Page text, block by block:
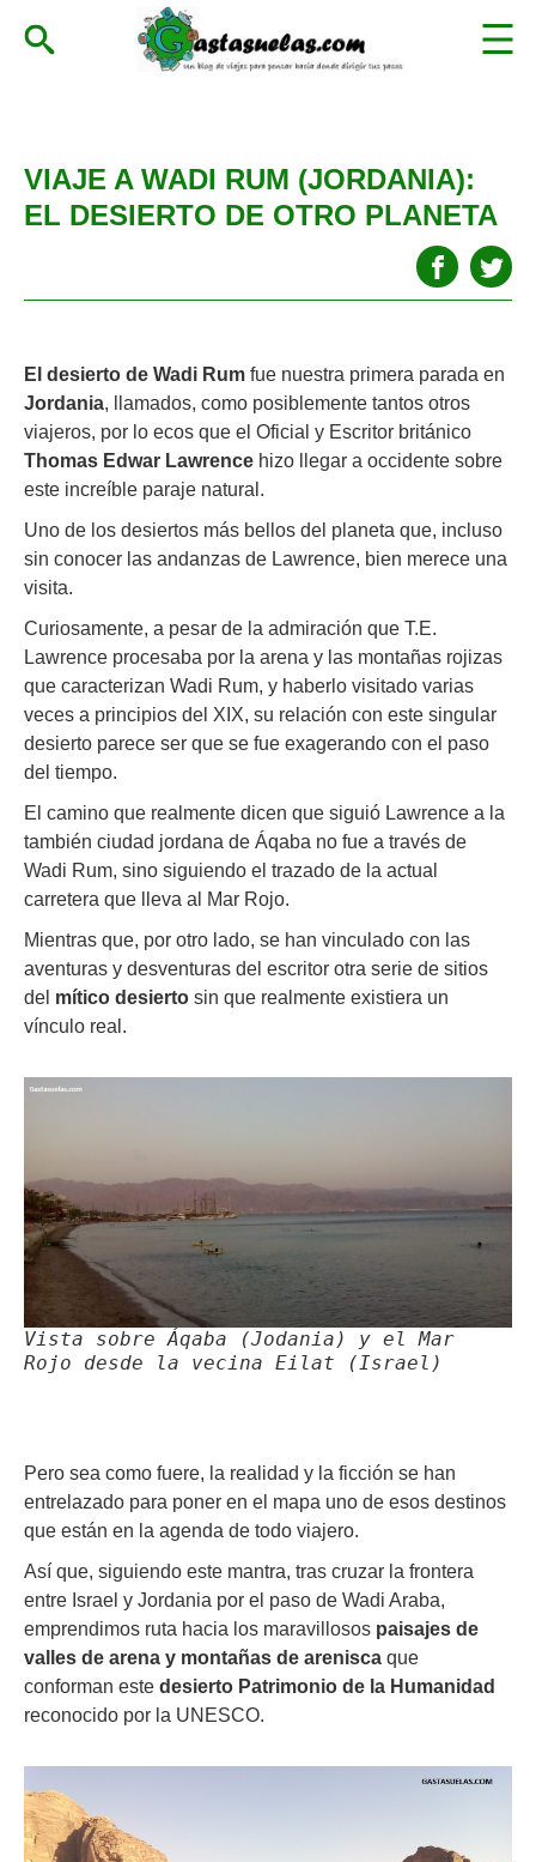
VIAJE A WADI RUM (JORDANIA):
EL DESIERTO DE OTRO PLANETA
El desierto de Wadi Rum fue nuestra primera parada en
Jordania, llamados, como posiblemente tantos otros
viajeros, por lo ecos que el Oficial y Escritor británico
Thomas Edwar Lawrence hizo llegar a occidente sobre
este increíble paraje natural.
Uno de los desiertos más bellos del planeta que, incluso
sin conocer las andanzas de Lawrence, bien merece una
visita.
Curiosamente, a pesar de la admiración que T.E.
Lawrence procesaba por la arena y las montañas rojizas
que caracterizan Wadi Rum, y haberlo visitado varias
veces a principios del XIX, su relación con este singular
desierto parece ser que se fue exagerando con el paso
del tiempo.
El camino que realmente dicen que siguió Lawrence a la
también ciudad jordana de Áqaba no fue a través de
Wadi Rum, sino siguiendo el trazado de la actual
carretera que lleva al Mar Rojo.
Mientras que, por otro lado, se han vinculado con las
aventuras y desventuras del escritor otra serie de sitios
del mítico desierto sin que realmente existiera un
vínculo real.
Vista sobre Áqaba (Jodania) y el Mar
Rojo desde la vecina Eilat (Israel)
Pero sea como fuere, la realidad y la ficción se han
entrelazado para poner en el mapa uno de esos destinos
que están en la agenda de todo viajero.
Así que, siguiendo este mantra, tras cruzar la frontera
entre Israel y Jordania por el paso de Wadi Araba,
emprendimos ruta hacia los maravillosos paisajes de
valles de arena y montañas de arenisca que
conforman este desierto Patrimonio de la Humanidad
reconocido por la UNESCO.